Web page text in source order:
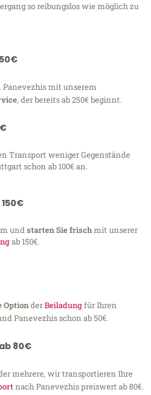
so reibungslos wie möglich zu
mit unserem
, der bereits ab 250€ beginnt.
Transport weniger Gegenstände
schon ab 100€ an.
150€
undstarten Sie frischmit unserer
ab 150€.
OptionderBeiladungfür Ihren
Panevezhis schon ab 50€.
80€
mehrere, wir transportieren Ihre
nach Panevezhis preiswert ab 80€.